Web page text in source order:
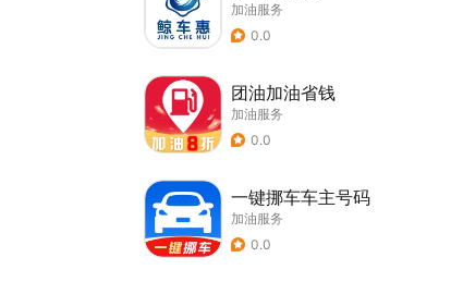
加油服务
0.0
团油加油省钱
加油服务
0.0
一键挪车车主号码
加油服务
0.0